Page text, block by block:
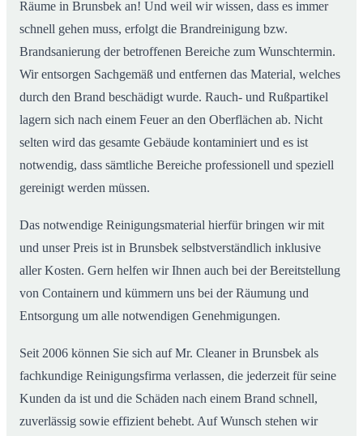
Räume in Brunsbek an! Und weil wir wissen, dass es immer
schnell gehen muss, erfolgt die Brandreinigung bzw.
Brandsanierung der betroffenen Bereiche zum Wunschtermin.
Wir entsorgen Sachgemäß und entfernen das Material, welches
durch den Brand beschädigt wurde. Rauch- und Rußpartikel
lagern sich nach einem Feuer an den Oberflächen ab. Nicht
selten wird das gesamte Gebäude kontaminiert und es ist
notwendig, dass sämtliche Bereiche professionell und speziell
gereinigt werden müssen.
Das notwendige Reinigungsmaterial hierfür bringen wir mit
und unser Preis ist in Brunsbek selbstverständlich inklusive
aller Kosten. Gern helfen wir Ihnen auch bei der Bereitstellung
von Containern und kümmern uns bei der Räumung und
Entsorgung um alle notwendigen Genehmigungen.
Seit 2006 können Sie sich auf Mr. Cleaner in Brunsbek als
fachkundige Reinigungsfirma verlassen, die jederzeit für seine
Kunden da ist und die Schäden nach einem Brand schnell,
zuverlässig sowie effizient behebt. Auf Wunsch stehen wir